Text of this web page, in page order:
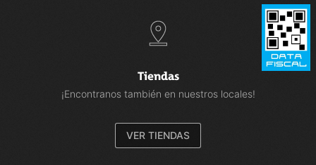
Tiendas
¡Encontranos también en nuestros locales!
VER TIENDAS